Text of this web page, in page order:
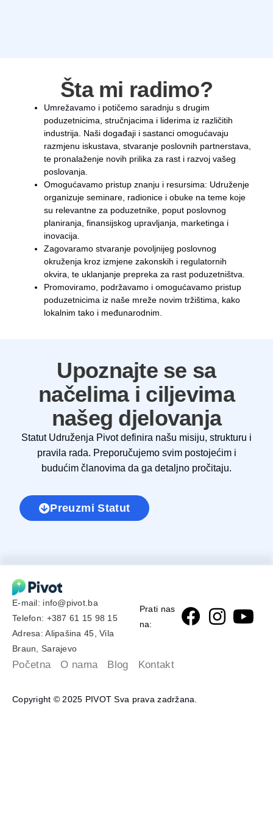
Šta mi radimo?
Umrežavamo i potičemo saradnju s drugim
poduzetnicima, stručnjacima i liderima iz različitih
industrija. Naši događaji i sastanci omogućavaju
razmjenu iskustava, stvaranje poslovnih partnerstava,
te pronalaženje novih prilika za rast i razvoj vašeg
poslovanja.
Omogućavamo pristup znanju i resursima: Udruženje
organizuje seminare, radionice i obuke na teme koje
su relevantne za poduzetnike, poput poslovnog
planiranja, finansijskog upravljanja, marketinga i
inovacija.
Zagovaramo stvaranje povoljnijeg poslovnog
okruženja kroz izmjene zakonskih i regulatornih
okvira, te uklanjanje prepreka za rast poduzetništva.
Promoviramo, podržavamo i omogućavamo pristup
poduzetnicima iz naše mreže novim tržištima, kako
lokalnim tako i međunarodnim.
Upoznajte se sa
načelima i ciljevima
našeg djelovanja
Statut Udruženja Pivot definira našu misiju, strukturu i
pravila rada. Preporučujemo svim postojećim i
budućim članovima da ga detaljno pročitaju.
Preuzmi Statut
E-mail: info@pivot.ba
Telefon: +387 61 15 98 15
Adresa: Alipašina 45, Vila
Braun, Sarajevo
Prati nas
na:
Početna O nama Blog Kontakt
Copyright © 2025 PIVOT Sva prava zadržana.